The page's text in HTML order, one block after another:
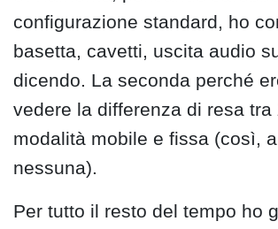
configurazione standard, ho
basetta, cavetti, uscita audio
dicendo. La seconda perché
vedere la differenza di resa tra
modalità mobile e fissa (così,
nessuna).
Per tutto il resto del tempo ho